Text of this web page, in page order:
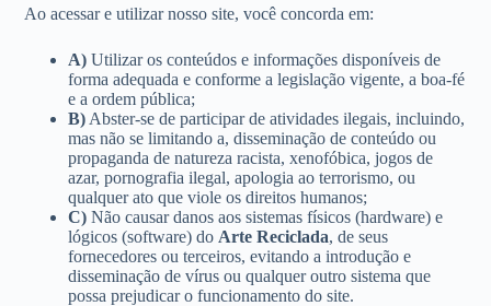
Ao acessar e utilizar nosso site, você concorda em:
A) Utilizar os conteúdos e informações disponíveis de
forma adequada e conforme a legislação vigente, a boa-fé
e a ordem pública;
B) Abster-se de participar de atividades ilegais, incluindo,
mas não se limitando a, disseminação de conteúdo ou
propaganda de natureza racista, xenofóbica, jogos de
azar, pornografia ilegal, apologia ao terrorismo, ou
qualquer ato que viole os direitos humanos;
C) Não causar danos aos sistemas físicos (hardware) e
lógicos (software) do Arte Reciclada, de seus
fornecedores ou terceiros, evitando a introdução e
disseminação de vírus ou qualquer outro sistema que
possa prejudicar o funcionamento do site.